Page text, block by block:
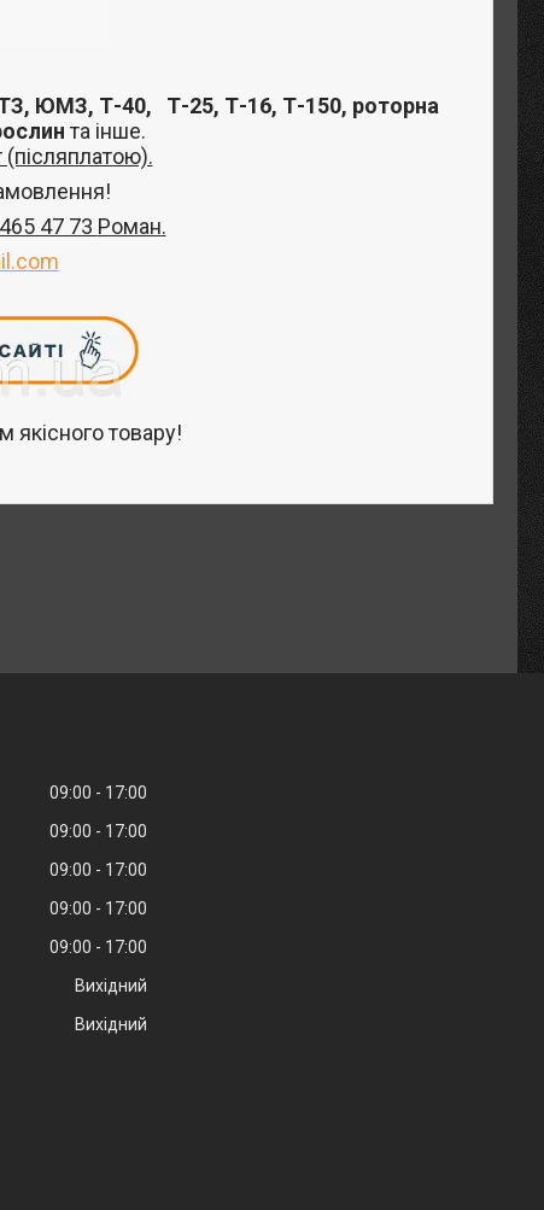
ЮМЗ, Т-40,
Т-25, Т-16, Т-150, роторна
та інше.
47 73 Роман.
товару!
09:00
17:00
09:00
17:00
09:00
17:00
09:00
17:00
09:00
17:00
Вихідний
Вихідний